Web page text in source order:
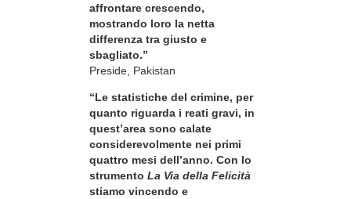
affrontare crescendo,
mostrando loro la netta
differenza tra giusto e
sbagliato.”
Preside, Pakistan
“Le statistiche del crimine, per
quanto riguarda i reati gravi, in
quest’area sono calate
considerevolmente nei primi
quattro mesi dell’anno. Con lo
strumento La Via della Felicità
stiamo vincendo e